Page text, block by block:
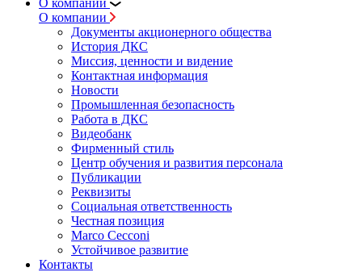
О компании
Документы акционерного общества
История ДКС
Миссия, ценности и видение
Контактная информация
Новости
Промышленная безопасность
Работа в ДКС
Видеобанк
Фирменный стиль
Центр обучения и развития персонала
Публикации
Реквизиты
Социальная ответственность
Честная позиция
Marco Cecconi
Устойчивое развитие
Контакты